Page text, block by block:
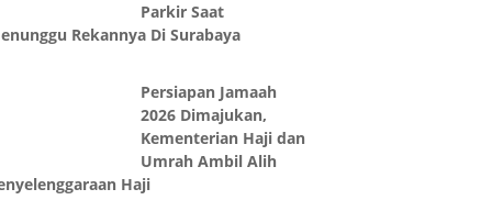
Parkir Saat
Rekannya Di Surabaya
Persiapan Jamaah
2026 Dimajukan,
Kementerian Haji dan
Umrah Ambil Alih
Haji